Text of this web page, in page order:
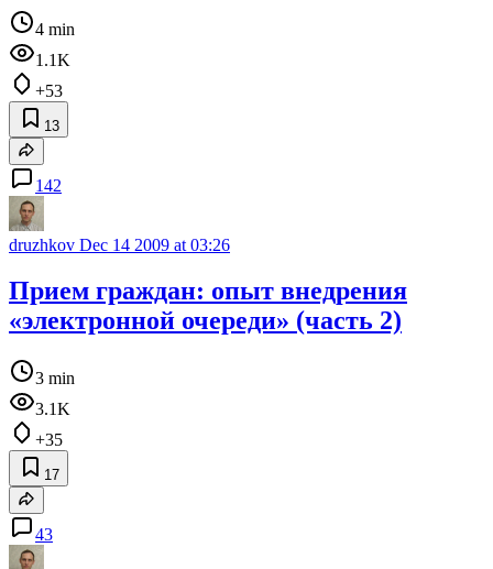
4 min
1.1K
+53
13
142
druzhkov Dec 14 2009 at 03:26
Прием граждан: опыт внедрения
«электронной очереди» (часть 2)
3 min
3.1K
+35
17
43